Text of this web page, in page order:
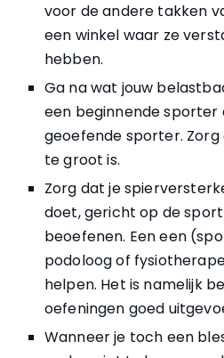
voor de andere takken
een winkel waar ze
hebben.
Ga na wat jouw
een beginnende sporter
geoefende sporter.
te groot is.
Zorg dat je
doet, gericht op de sport
beoefenen. Een een
podoloog of
helpen. Het is namelijk
oefeningen goed
Wanneer je toch een